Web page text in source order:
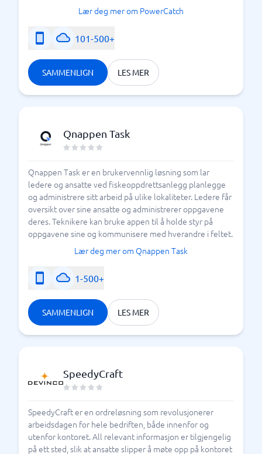
Lær deg mer om PowerCatch
101-500+
SAMMENLIGN LES MER
Qnappen Task
Qnappen Task er en brukervennlig løsning som lar
ledere og ansatte ved fiskeoppdrettsanlegg planlegge
og administrere sitt arbeid på ulike lokaliteter. Ledere får
oversikt over sine ansatte og administrerer oppgavene
deres. Teknikere kan bruke appen til å holde styr på
oppgavene sine og kommunisere med hverandre i feltet.
Lær deg mer om Qnappen Task
1-500+
SAMMENLIGN LES MER
SpeedyCraft
SpeedyCraft er en ordreløsning som revolusjonerer
arbeidsdagen for hele bedriften, både innenfor og
utenfor kontoret. All relevant informasjon er tilgjengelig
på ett sted, slik at ansatte slipper å møte opp på kontoret